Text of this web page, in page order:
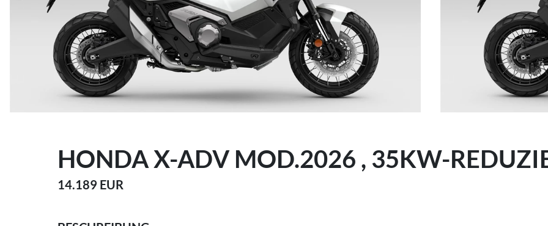
HONDA X-ADV MOD.2026 , 35KW-
14.189 EUR